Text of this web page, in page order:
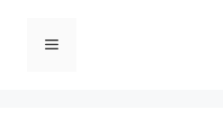
springen
Menü